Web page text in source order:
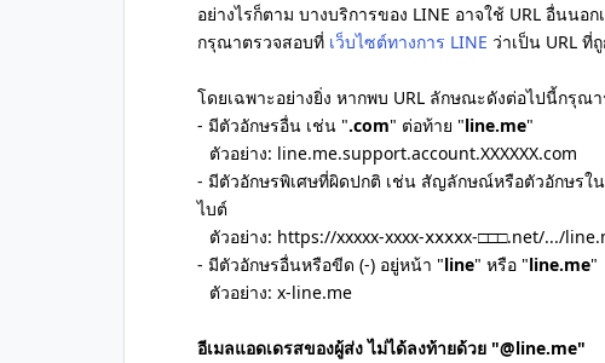
อย่างไรก็ตาม บางบริการของ LINE อาจใช้ URL อื่นนอก
กรุณาตรวจสอบที่ เว็บไซต์ทางการ LINE ว่าเป็น URL ที่
โดยเฉพาะอย่างยิ่ง หากพบ URL ลักษณะดังต่อไปนี้กรุณา
- มีตัวอักษรอื่น เช่น ".com" ต่อท้าย "line.me"
ตัวอย่าง: line.me.support.account.XXXXXX.com
- มีตัวอักษรพิเศษที่ผิดปกติ เช่น สัญลักษณ์หรือตัวอักษรใ
ไบต์
ตัวอย่าง: https://xxxxx-xxxx-ⅹⅹⅹⅹx-□□□.net/.../
- มีตัวอักษรอื่นหรือขีด (-) อยู่หน้า "line" หรือ "line.me"
ตัวอย่าง: x-line.me
อีเมลแอดเดรสของผู้ส่ง ไม่ได้ลงท้ายด้วย "@line.me"